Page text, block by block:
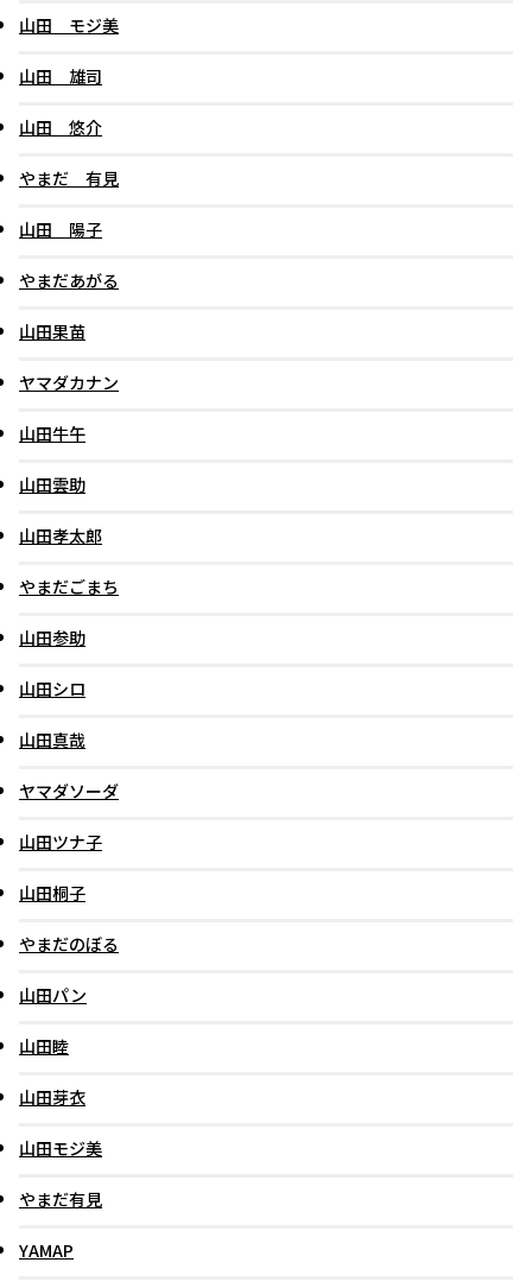
山田 モジ美
山田 雄司
山田 悠介
やまだ 有見
山田 陽子
やまだあがる
山田果苗
ヤマダカナン
山田牛午
山田雲助
山田孝太郎
やまだごまち
山田参助
山田シロ
山田真哉
ヤマダソーダ
山田ツナ子
山田桐子
やまだのぼる
山田パン
山田睦
山田芽衣
山田モジ美
やまだ有見
YAMAP